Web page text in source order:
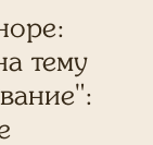
тему